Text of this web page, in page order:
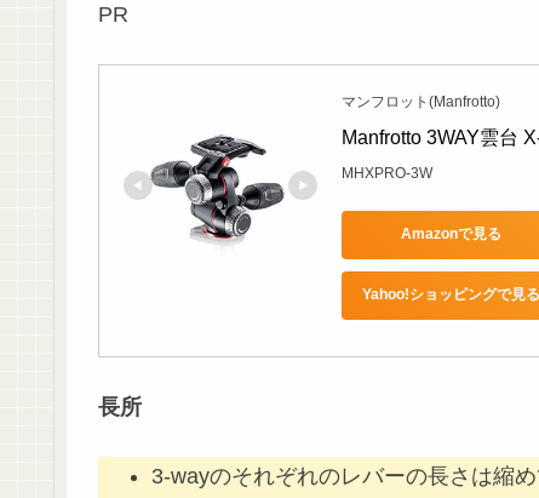
PR
マンフロット(Manfrotto)
Manfrotto 3WAY雲台
MHXPRO-3W
Amazonで見る
Yahoo!ショッピングで見る
長所
3-wayのそれぞれのレバーの長さは縮